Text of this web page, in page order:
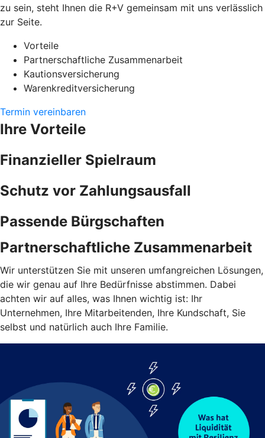
zu sein, steht Ihnen die R+V gemeinsam mit uns verlässlich
zur Seite.
Vorteile
Partnerschaftliche Zusammenarbeit
Kautionsversicherung
Warenkreditversicherung
Termin vereinbaren
Ihre Vorteile
Finanzieller Spielraum
Schutz vor Zahlungsausfall
Passende Bürgschaften
Partnerschaftliche Zusammenarbeit
Wir unterstützen Sie mit unseren umfangreichen Lösungen,
die wir genau auf Ihre Bedürfnisse abstimmen. Dabei
achten wir auf alles, was Ihnen wichtig ist: Ihr
Unternehmen, Ihre Mitarbeitenden, Ihre Kundschaft, Sie
selbst und natürlich auch Ihre Familie.